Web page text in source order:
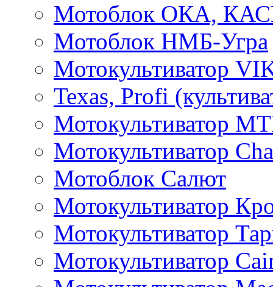
Мотоблок ОКА,
Мотоблок НМБ-Угра
Мотокультиватор
Texas, Profi
Мотокультиватор
Мотокультиватор
Мотоблок Салют
Мотокультиватор
Мотокультиватор
Мотокультиватор